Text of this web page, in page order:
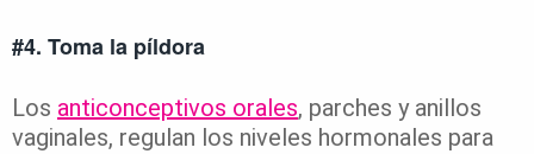
#4. Toma la píldora
Los anticonceptivos orales, parches y anillos
vaginales, regulan los niveles hormonales para